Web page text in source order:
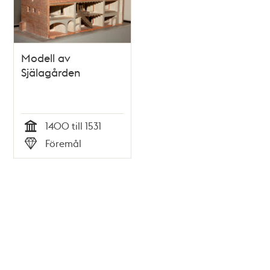
Modell av
Själagården
Tid
1400 till 1531
Typ
Föremål